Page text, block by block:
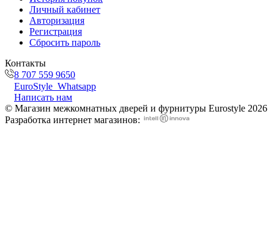
Личный кабинет
Авторизация
Регистрация
Сбросить пароль
Контакты
8 707 559 9650
EuroStyle_Whatsapp
Написать нам
© Магазин межкомнатных дверей и фурнитуры Eurostyle 2026
Разработка интернет магазинов: